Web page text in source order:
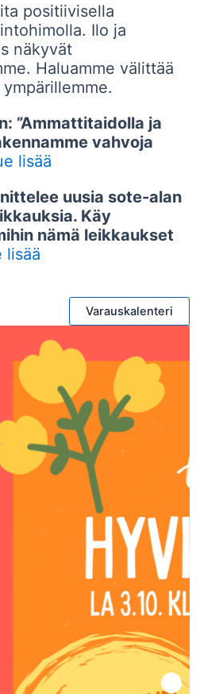
positiivisella
Ilo ja
näkyvät
Haluamme välittää
”Ammattitaidolla ja
vahvoja
lisää
uusia sote-alan
Käy
nämä leikkaukset
lisää
Varauskalenteri